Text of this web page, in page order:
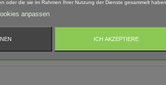
oder die sie im Rahmen Ihrer Nutzung der Dienste gesammelt haben.
anpassen
ICH AKZEPTIERE